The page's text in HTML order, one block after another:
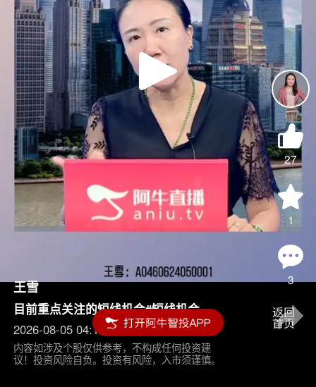
Play
Video
27
1
3
王雪
目前重点关注的短线机会#短线机会
2026-08-05 04:15
内容如涉及个股仅供参考，不构成任何投资建
议！投资风险自负。投资有风险，入市须谨慎。